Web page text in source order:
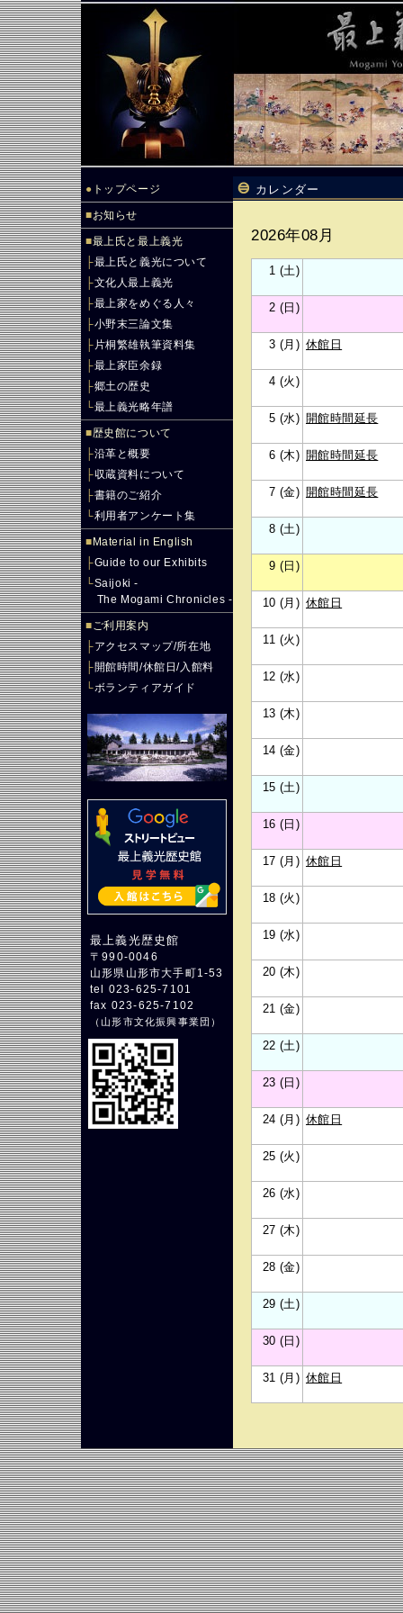
● トップページ
■お知らせ
■最上氏と最上義光
├最上氏と義光について
├文化人最上義光
├最上家をめぐる人々
├小野末三論文集
├ 片桐繁雄執筆資料集
├最上家臣余録
├郷土の歴史
└最上義光略年譜
■歴史館について
├沿革と概要
├収蔵資料について
├書籍のご紹介
└利用者アンケート集
■ Material in English
├Guide to our Exhibits
└Saijoki -
The Mogami Chronicles -
■ご利用案内
├アクセスマップ/所在地
├開館時間/休館日/入館料
└ボランティアガイド
最上義光歴史館
〒990-0046
山形県山形市大手町1-53
tel 023-625-7101
fax 023-625-7102
（山形市文化振興事業団 ）
カレンダー
2026年08月
1 (土)
2 (日)
3 (月) 休館日
4 (火)
5 (水) 開館時間延長
6 (木) 開館時間延長
7 (金) 開館時間延長
8 (土)
9 (日)
10 (月) 休館日
11 (火)
12 (水)
13 (木)
14 (金)
15 (土)
16 (日)
17 (月) 休館日
18 (火)
19 (水)
20 (木)
21 (金)
22 (土)
23 (日)
24 (月) 休館日
25 (火)
26 (水)
27 (木)
28 (金)
29 (土)
30 (日)
31 (月) 休館日